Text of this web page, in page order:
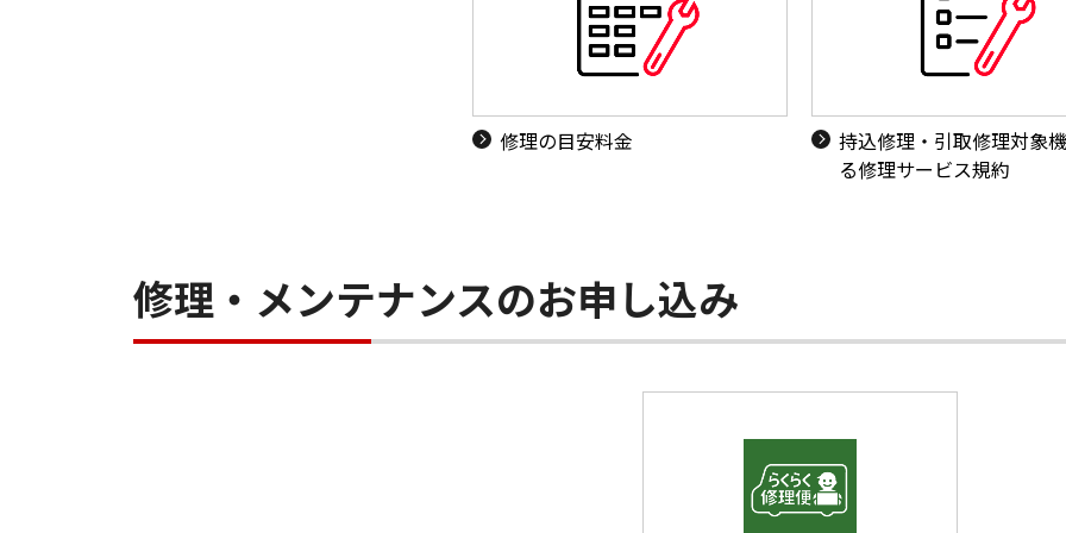
修理の目安料金
持込修理・引取修理対象
る修理サービス規約
修理・メンテナンスのお申し込み